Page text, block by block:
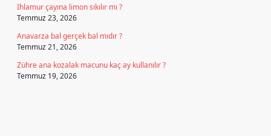
Ihlamur çayına limon sıkılır mı ?
Temmuz 23, 2026
Anavarza bal gerçek bal mıdır ?
Temmuz 21, 2026
Zühre ana kozalak macunu kaç ay kullanılır ?
Temmuz 19, 2026